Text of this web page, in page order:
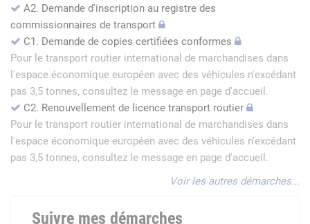
A2. Demande d'inscription au registre des
commissionnaires de transport
C1. Demande de copies certifiées conformes
Pour le transport routier international de marchandises dans
l'espace économique européen avec des véhicules n'excédant
pas 3,5 tonnes, consultez le message en page d'accueil.
C2. Renouvellement de licence transport routier
Pour le transport routier international de marchandises dans
l'espace économique européen avec des véhicules n'excédant
pas 3,5 tonnes, consultez le message en page d'accueil.
Voir les autres démarches...
Suivre mes démarches